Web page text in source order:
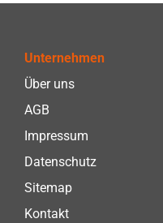
Unternehmen
Über uns
AGB
Impressum
Datenschutz
Sitemap
Kontakt